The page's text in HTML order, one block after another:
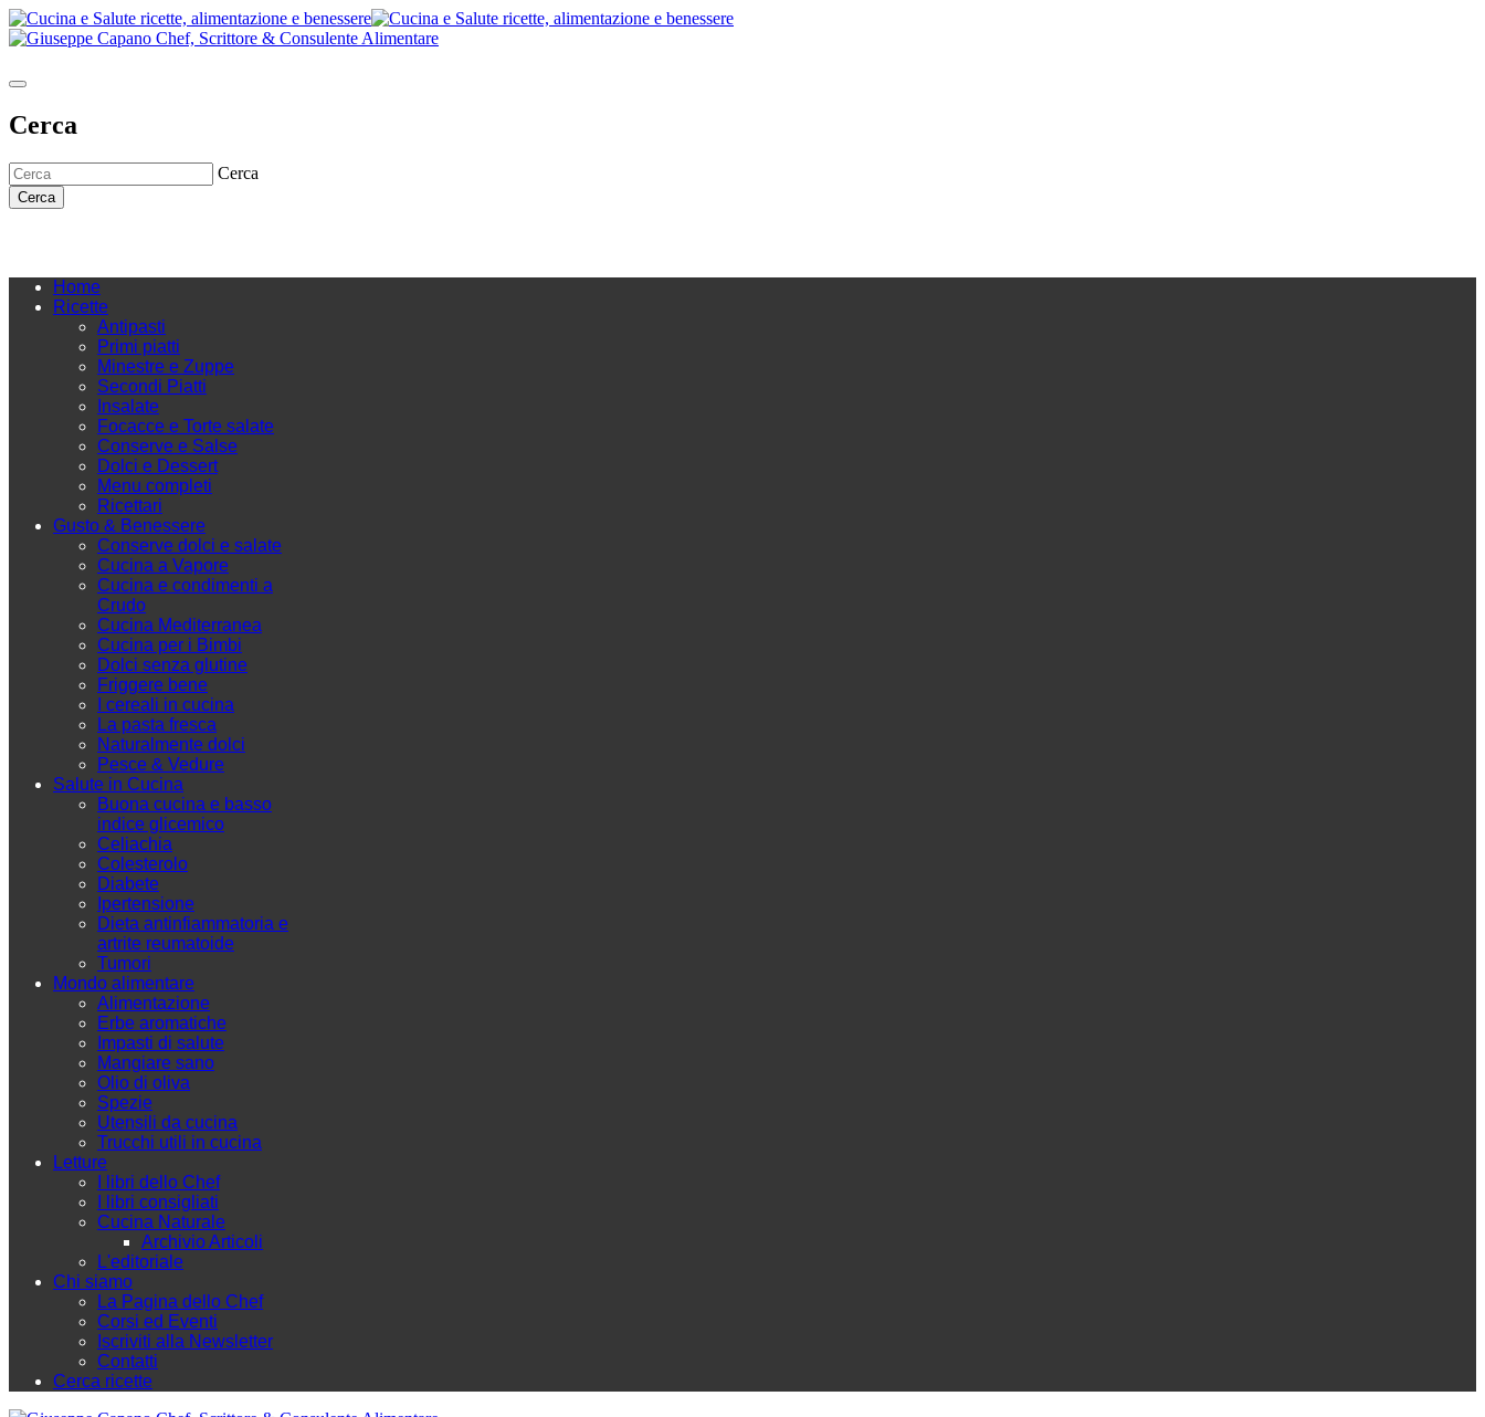
Cerca
Cerca
Cerca
Home
Ricette
Antipasti
Primi piatti
Minestre e Zuppe
Secondi Piatti
Insalate
Focacce e Torte salate
Conserve e Salse
Dolci e Dessert
Menu completi
Ricettari
Gusto & Benessere
Conserve dolci e salate
Cucina a Vapore
Cucina e condimenti a
Crudo
Cucina Mediterranea
Cucina per i Bimbi
Dolci senza glutine
Friggere bene
I cereali in cucina
La pasta fresca
Naturalmente dolci
Pesce & Vedure
Salute in Cucina
Buona cucina e basso
indice glicemico
Celiachia
Colesterolo
Diabete
Ipertensione
Dieta antinfiammatoria e
artrite reumatoide
Tumori
Mondo alimentare
Alimentazione
Erbe aromatiche
Impasti di salute
Mangiare sano
Olio di oliva
Spezie
Utensili da cucina
Trucchi utili in cucina
Letture
I libri dello Chef
I libri consigliati
Cucina Naturale
Archivio Articoli
L'editoriale
Chi siamo
La Pagina dello Chef
Corsi ed Eventi
Iscriviti alla Newsletter
Contatti
Cerca ricette